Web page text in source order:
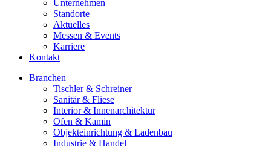
Unternehmen
Standorte
Aktuelles
Messen & Events
Karriere
Kontakt
Branchen
Tischler & Schreiner
Sanitär & Fliese
Interior & Innenarchitektur
Ofen & Kamin
Objekteinrichtung & Ladenbau
Industrie & Handel